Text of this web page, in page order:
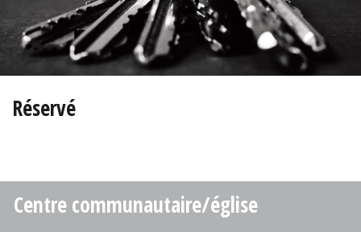
Réservé
Centre communautaire/église